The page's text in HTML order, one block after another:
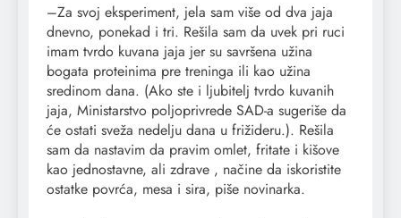
–Za svoj eksperiment, jela sam više od dva jaja
dnevno, ponekad i tri. Rešila sam da uvek pri ruci
imam tvrdo kuvana jaja jer su savršena užina
bogata proteinima pre treninga ili kao užina
sredinom dana. (Ako ste i ljubitelj tvrdo kuvanih
jaja, Ministarstvo poljoprivrede SAD-a sugeriše da
će ostati sveža nedelju dana u frižideru.). Rešila
sam da nastavim da pravim omlet, fritate i kišove
kao jednostavne, ali zdrave , načine da iskoristite
ostatke povrća, mesa i sira, piše novinarka.